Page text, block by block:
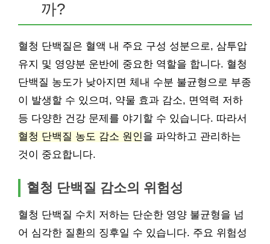
까?
혈청 단백질은 혈액 내 주요 구성 성분으로, 삼투압
유지 및 영양분 운반에 중요한 역할을 합니다. 혈청
단백질 농도가 낮아지면 체내 수분 불균형으로 부종
이 발생할 수 있으며, 약물 효과 감소, 면역력 저하
등 다양한 건강 문제를 야기할 수 있습니다. 따라서
혈청 단백질 농도 감소 원인을 파악하고 관리하는
것이 중요합니다.
혈청 단백질 감소의 위험성
혈청 단백질 수치 저하는 단순한 영양 불균형을 넘
어 심각한 질환의 징후일 수 있습니다. 주요 위험성